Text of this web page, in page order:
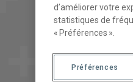
d’améliorer votre
statistiques de
« Préférences ».
Préférences